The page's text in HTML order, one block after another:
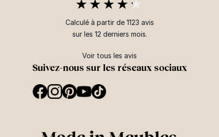
Suivez-nous sur les réseaux sociaux
Calculé à partir de 1123 avis
sur les 12 derniers mois.
Voir tous les avis